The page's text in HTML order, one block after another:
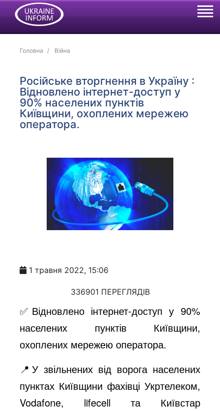
Головна Війна
Російське вторгнення в Україну :
Відновлено інтернет-доступ у
90% населених пунктів
Київщини, охоплених мережею
оператора.
1 травня 2022, 15:06
336901 ПЕРЕГЛЯДІВ
✅️Відновлено інтернет-доступ у 90%
населених пунктів Київщини,
охоплених мережею оператора.
📍У звільнених від ворога населених
пунктах Київщини фахівці Укртелеком,
Vodafone, lifecell та Київстар